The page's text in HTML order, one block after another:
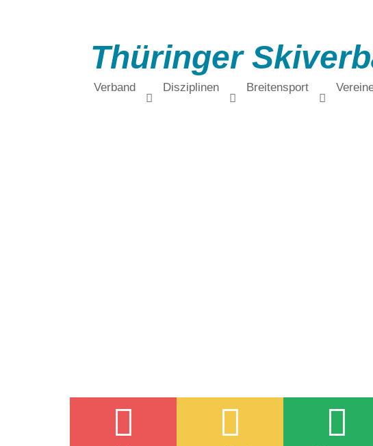
Thüringer
Verband Disziplinen Breitensport